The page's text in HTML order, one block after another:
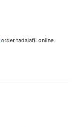
order tadalafil online